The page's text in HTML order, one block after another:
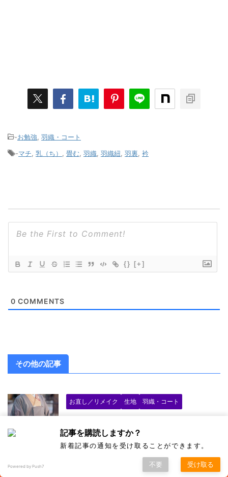
-お勉強, 羽織・コート
-マチ, 乳（ち） , 畳む, 羽織, 羽織紐, 羽裏, 衿
{} [+]
0 COMMENTS
その他の記事
お直し／リメイク 生地 羽織・コート
記事を購読しますか？
新着記事の通知を受け取ることができます。
Powered by Push7 不要 受け取る